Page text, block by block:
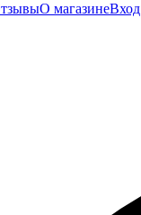
О магазинеВход